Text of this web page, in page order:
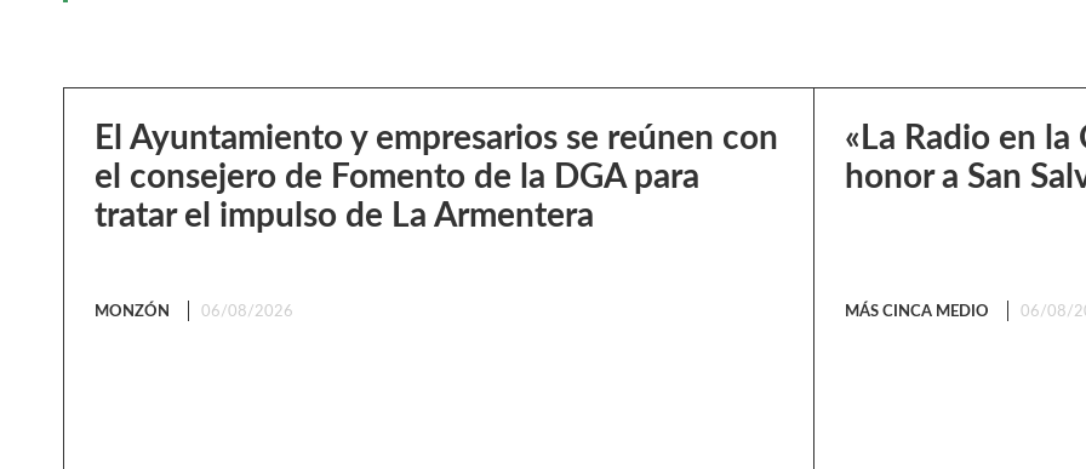
El Ayuntamiento y empresarios se reúnen con
el consejero de Fomento de la DGA para
tratar el impulso de La Armentera
MONZÓN 06/08/2026
«La Radio en la
honor a San
MÁS CINCA MEDIO 06/08/